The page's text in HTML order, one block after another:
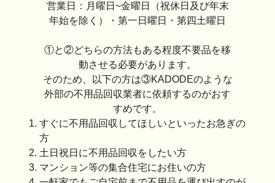
営業日：月曜日~金曜日（祝休日及び年末
年始を除く）・第一日曜日・第四土曜日
①と②どちらの方法もある程度不要品を移
動させる必要があります。
そのため、以下の方は③KADODEのような
外部の不用品回収業者に依頼するのがおす
すめです。
すぐに不用品回収してほしいといったお急ぎの
方
土日祝日に不用品回収をしたい方
マンション等の集合住宅にお住いの方